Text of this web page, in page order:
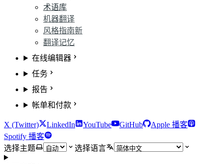
术语库
机器翻译
风格指南新
翻译记忆
在线编辑器
任务
报告
帐单和付款
X (Twitter) LinkedIn YouTube GitHub
Apple 播客
Spotify 播客
选择主题
选择语言